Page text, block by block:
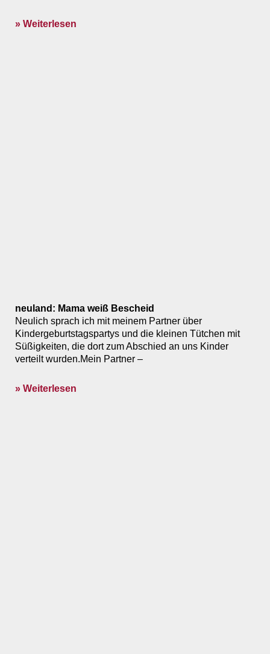
» Weiterlesen
neuland: Mama weiß Bescheid
Neulich sprach ich mit meinem Partner über
Kindergeburtstagspartys und die kleinen Tütchen mit
Süßigkeiten, die dort zum Abschied an uns Kinder
verteilt wurden.Mein Partner –
» Weiterlesen